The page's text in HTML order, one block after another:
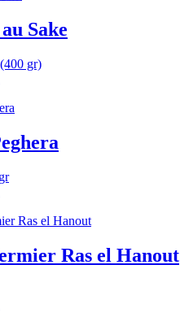
Sake
gr)
Ras el Hanout